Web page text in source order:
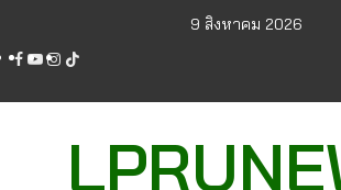
content
9 สิงหาคม 2026
facebook
youtube
instagram
tiktok